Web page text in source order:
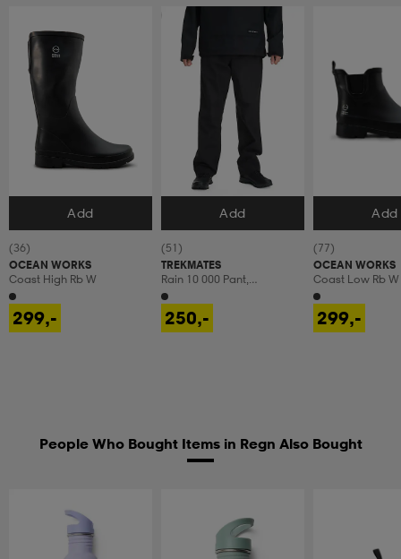
Velg størrelse
Add
(36)
OCEAN WORKS
Coast High Rb W
299,-
Prispresset
Velg størrelse
Add
(51)
TREKMATES
Rain 10 000 Pant,
Regnbukser, Herre
250,-
Velg Add
(77)
OCEAN WORKS
Coast Low Rb W
299,-
People Who Bought Items in Regn Also Bought